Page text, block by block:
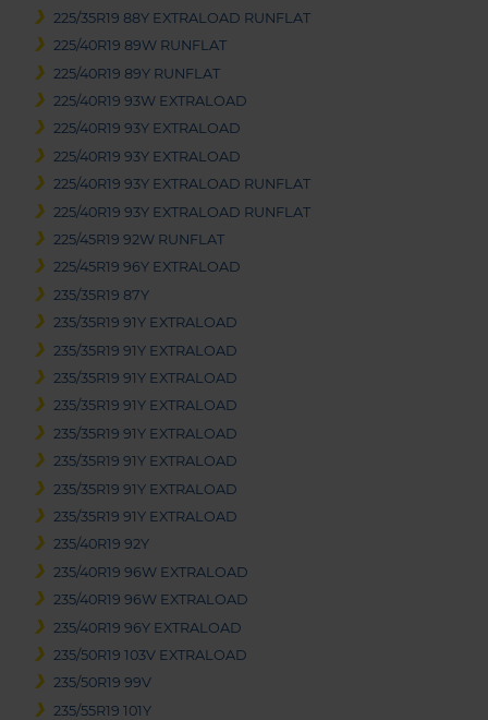
225/35R19 88Y EXTRALOAD RUNFLAT
225/40R19 89W RUNFLAT
225/40R19 89Y RUNFLAT
225/40R19 93W EXTRALOAD
225/40R19 93Y EXTRALOAD
225/40R19 93Y EXTRALOAD
225/40R19 93Y EXTRALOAD RUNFLAT
225/40R19 93Y EXTRALOAD RUNFLAT
225/45R19 92W RUNFLAT
225/45R19 96Y EXTRALOAD
235/35R19 87Y
235/35R19 91Y EXTRALOAD
235/35R19 91Y EXTRALOAD
235/35R19 91Y EXTRALOAD
235/35R19 91Y EXTRALOAD
235/35R19 91Y EXTRALOAD
235/35R19 91Y EXTRALOAD
235/35R19 91Y EXTRALOAD
235/35R19 91Y EXTRALOAD
235/40R19 92Y
235/40R19 96W EXTRALOAD
235/40R19 96W EXTRALOAD
235/40R19 96Y EXTRALOAD
235/50R19 103V EXTRALOAD
235/50R19 99V
235/55R19 101Y